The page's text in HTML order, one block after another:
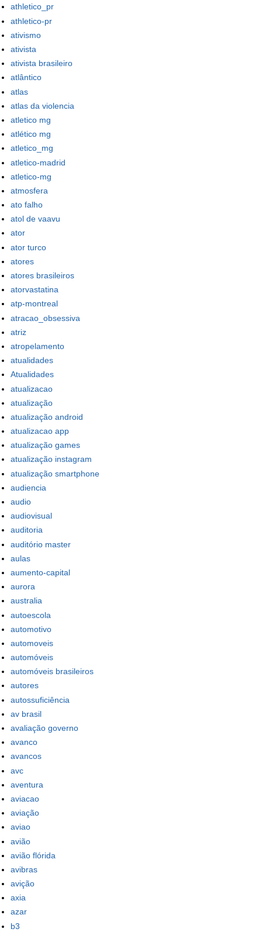
athletico_pr
athletico-pr
ativismo
ativista
ativista brasileiro
atlântico
atlas
atlas da violencia
atletico mg
atlético mg
atletico_mg
atletico-madrid
atletico-mg
atmosfera
ato falho
atol de vaavu
ator
ator turco
atores
atores brasileiros
atorvastatina
atp-montreal
atracao_obsessiva
atriz
atropelamento
atualidades
Atualidades
atualizacao
atualização
atualização android
atualizacao app
atualização games
atualização instagram
atualização smartphone
audiencia
audio
audiovisual
auditoria
auditório master
aulas
aumento-capital
aurora
australia
autoescola
automotivo
automoveis
automóveis
automóveis brasileiros
autores
autossuficiência
av brasil
avaliação governo
avanco
avancos
avc
aventura
aviacao
aviação
aviao
avião
avião flórida
avibras
avição
axia
azar
b3